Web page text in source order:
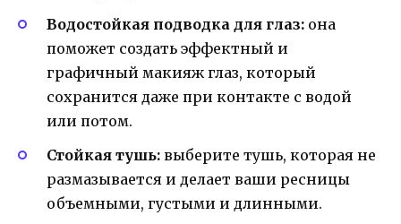
Водостойкая подводка для глаз: она
поможет создать эффектный и
графичный макияж глаз, который
сохранится даже при контакте с водой
или потом.
Стойкая тушь: выберите тушь, которая не
размазывается и делает ваши ресницы
объемными, густыми и длинными.